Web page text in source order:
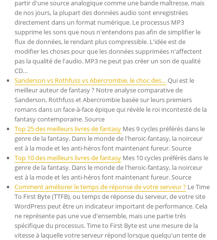
partir d'une source analogique comme une bande maîtresse, mais
de nos jours, la plupart des données audio sont enregistrées
directement dans un format numérique. Le processus MP3
supprime les sons que nous n'entendons pas afin de simplifier le
flux de données, le rendant plus compressible. L'idée est de
modifier les choses pour que les données supprimées n'affectent
pas la qualité de l'audio. MP3 ne peut pas créer un son de qualité
CD…
Sanderson vs Rothfuss vs Abercrombie, le choc des…Qui est le
meilleur auteur de fantasy ? Notre analyse comparative de
Sanderson, Rothfuss et Abercrombie basée sur leurs premiers
romans dans un face-à-face épique qui révèle le roi incontesté de la
fantasy contemporaine. Source
Top 25 des meilleurs livres de fantasy Mes 9 cycles préférés dans le
genre de la fantasy. Dans le monde de l'heroic-fantasy, la noirceur
est à la mode et les anti-héros font maintenant fureur. Source
Top 10 des meilleurs livres de fantasy Mes 10 cycles préférés dans le
genre de la fantasy. Dans le monde de l'heroic-fantasy, la noirceur
est à la mode et les anti-héros font maintenant fureur. Source
Comment améliorer le temps de réponse de votre serveur ? Le Time
To First Byte (TTFB), ou temps de réponse du serveur, de votre site
WordPress peut être un indicateur important de performance. Cela
ne représente pas une vue d'ensemble, mais une partie très
spécifique du processus. Time to First Byte est une mesure de la
vitesse à laquelle votre serveur répond lorsque quelqu'un tente de